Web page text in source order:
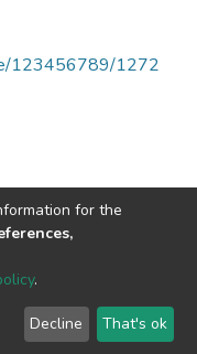
123456789/1272
réservés.
for the
.
Decline That's ok